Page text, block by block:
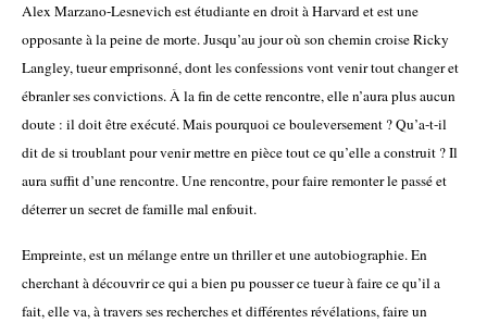
Alex Marzano-Lesnevich est étudiante en droit à Harvard et est une
opposante à la peine de morte. Jusqu’au jour où son chemin croise Ricky
Langley, tueur emprisonné, dont les confessions vont venir tout changer et
ébranler ses convictions. À la fin de cette rencontre, elle n’aura plus aucun
doute : il doit être exécuté. Mais pourquoi ce bouleversement ? Qu’a-t-il
dit de si troublant pour venir mettre en pièce tout ce qu’elle a construit ? Il
aura suffit d’une rencontre. Une rencontre, pour faire remonter le passé et
déterrer un secret de famille mal enfouit.
Empreinte, est un mélange entre un thriller et une autobiographie. En
cherchant à découvrir ce qui a bien pu pousser ce tueur à faire ce qu’il a
fait, elle va, à travers ses recherches et différentes révélations, faire un